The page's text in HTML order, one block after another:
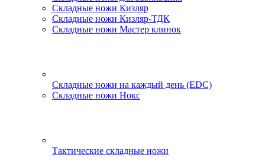
Складные ножи Кизляр
Складные ножи Кизляр-ТДК
Складные ножи Мастер клинок
Складные ножи на каждый день (EDC)
Складные ножи Нокс
Тактические складные ножи